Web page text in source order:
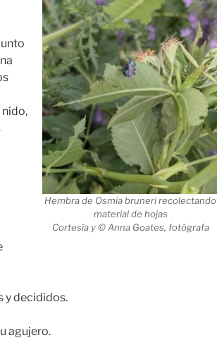
Hembra de Osmia bruneri recolectando
material de hojas
Cortesía y © Anna Goates, fotógrafa
y decididos.
agujero.